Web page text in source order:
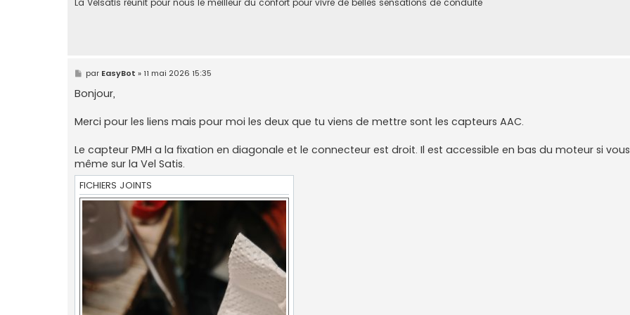
La Velsatis réunit pour nous le meilleur du confort pour vivre de belles sensations de conduite
M
e
s
s
g
e
par EasyBot » 11 mai 2026 15:35
Bonjour,
Merci pour les liens mais pour moi les deux que tu viens de mettre sont les capteurs AAC.
Le capteur PMH a la fixation en diagonale et le connecteur est droit. Il est accessible en bas du moteur si
même sur la Vel Satis.
FICHIERS JOINTS